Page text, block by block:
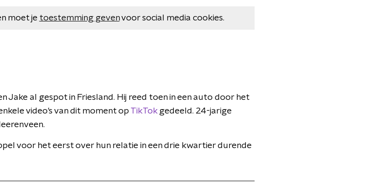
moet je toestemming gevenvoor social media cookies.
Jake al gespot in Friesland. Hij reed toen in een auto door het
video's van dit moment op TikTokgedeeld. 24-jarige
voor het eerst over hun relatie in een drie kwartier durende